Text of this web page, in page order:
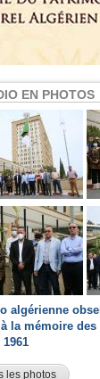
EN PHOTOS
algérienne
la mémoire des
les photos